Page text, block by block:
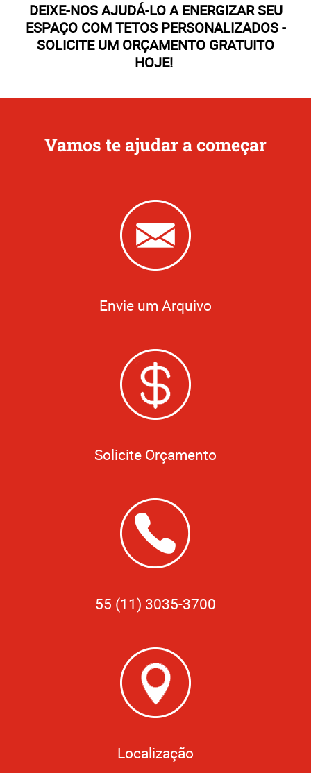
DEIXE-NOS AJUDÁ-LO A ENERGIZAR SEU
ESPAÇO COM TETOS PERSONALIZADOS -
SOLICITE UM ORÇAMENTO GRATUITO
HOJE!
Vamos te ajudar a começar
Envie um Arquivo
Solicite Orçamento
55 (11) 3035-3700
Localização